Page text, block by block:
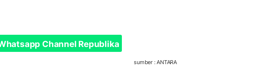
Channel Republika
sumber : ANTARA